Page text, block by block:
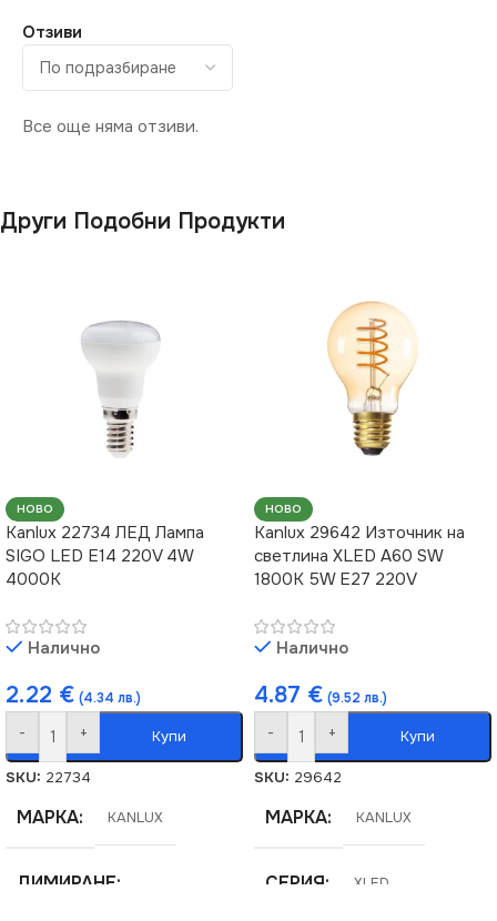
Отзиви
Все още няма отзиви.
Други Подобни Продукти
НОВО
Kanlux 22734 ЛЕД Лампа
SIGO LED E14 220V 4W
4000K
Налично
2.22 € (4.34 лв.)
- + Купи
SKU: 22734
МАРКА KANLUX
ДИМИРАНЕ
НОВО
Kanlux 29642 Източник на
светлина XLED A60 SW
1800K 5W E27 220V
Налично
4.87 € (9.52 лв.)
- + Купи
SKU: 29642
МАРКА KANLUX
СЕРИЯ XLED